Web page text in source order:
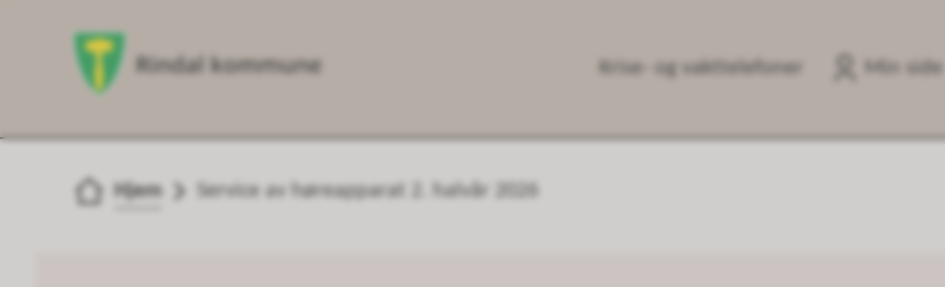
Krise- og vakttelefoner Min side
Du er her:
Hjem Service av høreapparat 2. halvår 2026